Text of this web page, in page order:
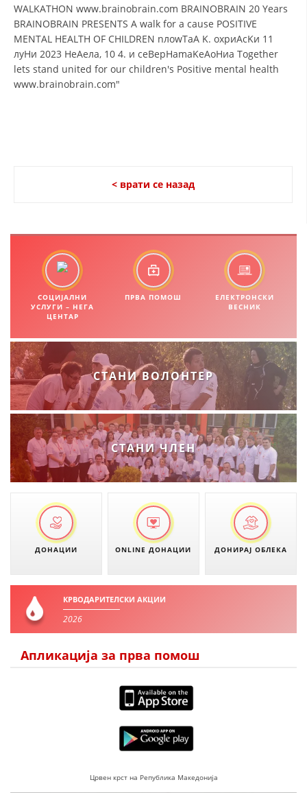
МЕЃУНАРОДНА СОРАБОТКА
ЗНАЧЕЊЕ НА СЛУЖБАТА ЗА БАРАЊЕ
ФОРМУЛАРИ ЗА БАРАЊА
ЗДРАВСТВЕНО ПРЕВЕНТИВНА ДЕЈНОСТ
МЕНАЏМЕНТ НА ВОЛОНТЕРИ
ЗА НАС
ДЕЈСТВУВАЊЕ
ПРИРАЧНИЦИ
СТРАТЕГИИ
ЕДУКАТИВНО ИНФОРМАТИВНИ МАТЕРИЈАЛИ
БРОШУРИ
ПОСТЕРИ
< врати се назад
СОЦИЈАЛНИ
УСЛУГИ – НЕГА
ЦЕНТАР
ПРВА ПОМОШ
ЕЛЕКТРОНСКИ
ВЕСНИК
СТАНИ ВОЛОНТЕР
СТАНИ ЧЛЕН
ДОНАЦИИ ONLINE ДОНАЦИИ ДОНИРАЈ ОБЛЕКА
КРВОДАРИТЕЛСКИ АКЦИИ
2026
Апликација за прва помош
Црвен крст на Република Македонија